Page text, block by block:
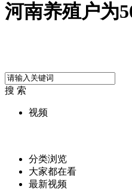
河南养殖户为
搜 索
视频
分类浏览
大家都在看
最新视频